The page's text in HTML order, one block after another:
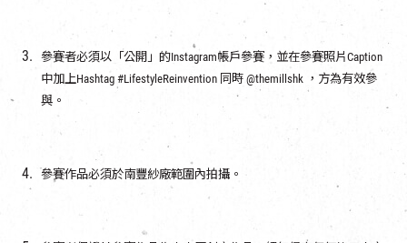
參賽者必須以「公開」的Instagram帳戶參賽，並在參賽照片Caption
中加上Hashtag #LifestyleReinvention 同時 @themillshk ，方為有效參
與。
參賽作品必須於南豐紗廠範圍內拍攝。